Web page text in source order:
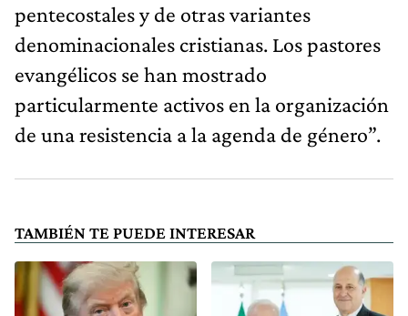
pentecostales y de otras variantes
denominacionales cristianas. Los pastores
evangélicos se han mostrado
particularmente activos en la organización
de una resistencia a la agenda de género”.
TAMBIÉN TE PUEDE INTERESAR